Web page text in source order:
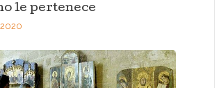
le pertenece